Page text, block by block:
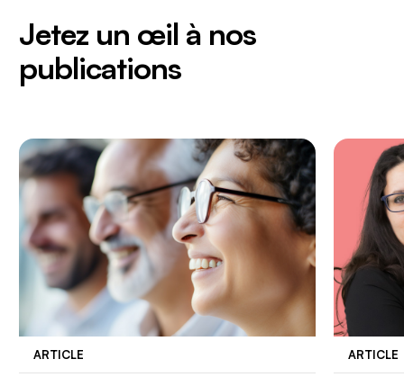
Jetez un œil à nos
publications
ARTICLE ARTICLE